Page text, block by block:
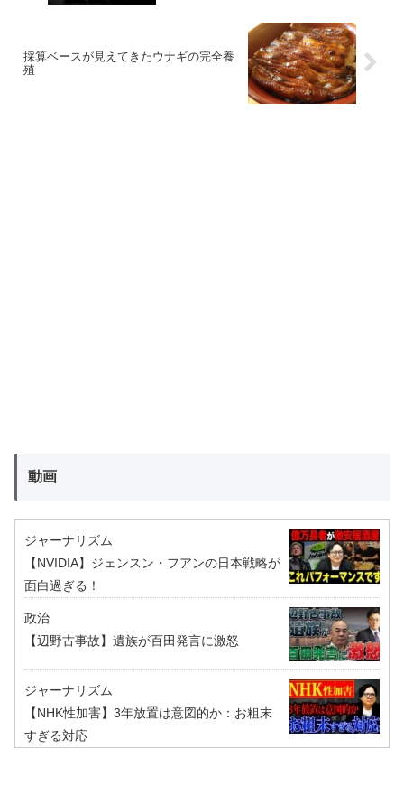
採算ベースが見えてきたウナギの完全養
殖
動画
ジャーナリズム
【NVIDIA】ジェンスン・フアンの日本戦略が
面白過ぎる！
政治
【辺野古事故】遺族が百田発言に激怒
ジャーナリズム
【NHK性加害】3年放置は意図的か：お粗末
すぎる対応